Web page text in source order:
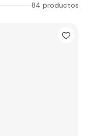
84 productos